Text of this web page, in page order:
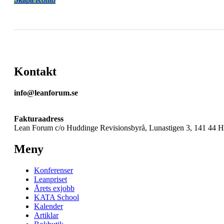
Kontakt
info@leanforum.se
Fakturaadress
Lean Forum c/o Huddinge Revisionsbyrå, Lunastigen 3, 141 44
Meny
Konferenser
Leanpriset
Årets exjobb
KATA School
Kalender
Artiklar